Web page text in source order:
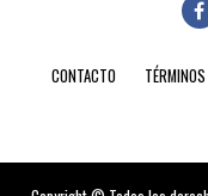
CONTACTO